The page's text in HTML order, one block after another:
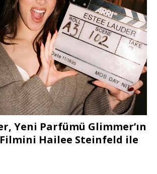
Yeni Parfümü Glimmer’ın
Hailee Steinfeld ile